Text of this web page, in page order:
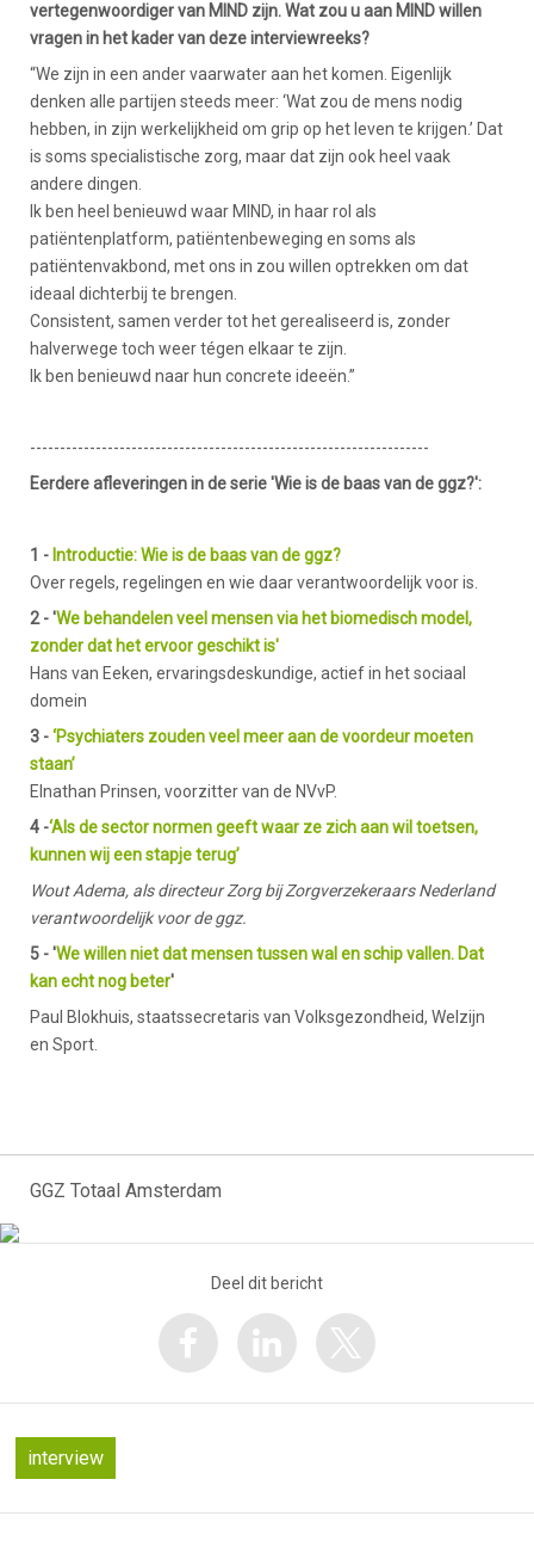
vertegenwoordiger van MIND zijn. Wat zou u aan MIND willen
vragen in het kader van deze interviewreeks?
“We zijn in een ander vaarwater aan het komen. Eigenlijk
denken alle partijen steeds meer: ‘Wat zou de mens nodig
hebben, in zijn werkelijkheid om grip op het leven te krijgen.’ Dat
is soms specialistische zorg, maar dat zijn ook heel vaak
andere dingen.
Ik ben heel benieuwd waar MIND, in haar rol als
patiëntenplatform, patiëntenbeweging en soms als
patiëntenvakbond, met ons in zou willen optrekken om dat
ideaal dichterbij te brengen.
Consistent, samen verder tot het gerealiseerd is, zonder
halverwege toch weer tégen elkaar te zijn.
Ik ben benieuwd naar hun concrete ideeën.”
-------------------------------------------------------------------
Eerdere afleveringen in de serie 'Wie is de baas van de ggz?':
1 - Introductie: Wie is de baas van de ggz?
Over regels, regelingen en wie daar verantwoordelijk voor is.
2 - 'We behandelen veel mensen via het biomedisch model,
zonder dat het ervoor geschikt is'
Hans van Eeken, ervaringsdeskundige, actief in het sociaal
domein
3 -‘Psychiaters zouden veel meer aan de voordeur moeten
staan’
Elnathan Prinsen, voorzitter van de NVvP.
4 -‘Als de sector normen geeft waar ze zich aan wil toetsen,
kunnen wij een stapje terug’
Wout Adema, als directeur Zorg bij Zorgverzekeraars Nederland
verantwoordelijk voor de ggz.
5 - 'We willen niet dat mensen tussen wal en schip vallen. Dat
kan echt nog beter'
Paul Blokhuis, staatssecretaris van Volksgezondheid, Welzijn
en Sport.
GGZ Totaal Amsterdam
Deel dit bericht
interview